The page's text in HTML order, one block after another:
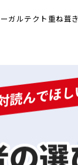
ガルテクト重ね葺